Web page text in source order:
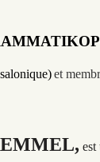
et
est